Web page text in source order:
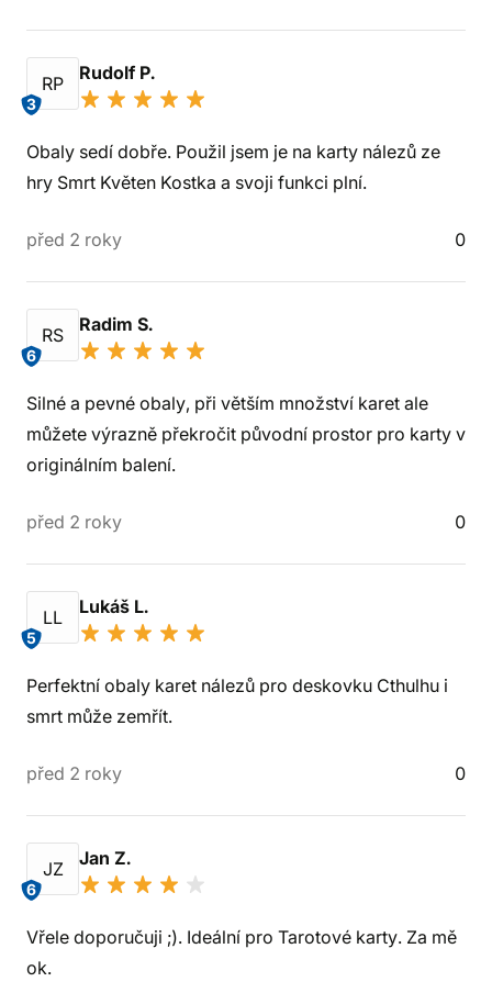
RP
3
Rudolf P.
Obaly sedí dobře. Použil jsem je na karty nálezů ze
hry Smrt Květen Kostka a svoji funkci plní.
před 2 roky 0
RS
6
Radim S.
Silné a pevné obaly, při větším množství karet ale
můžete výrazně překročit původní prostor pro karty v
originálním balení.
před 2 roky 0
LL
5
Lukáš L.
Perfektní obaly karet nálezů pro deskovku Cthulhu i
smrt může zemřít.
před 2 roky 0
JZ
6
Jan Z.
Vřele doporučuji ;). Ideální pro Tarotové karty. Za mě
ok.